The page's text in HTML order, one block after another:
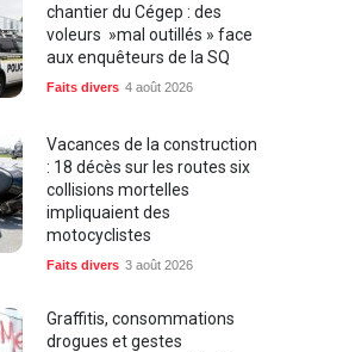
chantier du Cégep : des
voleurs »mal outillés » face
aux enquêteurs de la SQ
Faits divers 4 août 2026
Vacances de la construction
: 18 décès sur les routes six
collisions mortelles
impliquaient des
motocyclistes
Faits divers 3 août 2026
Graffitis, consommations
drogues et gestes